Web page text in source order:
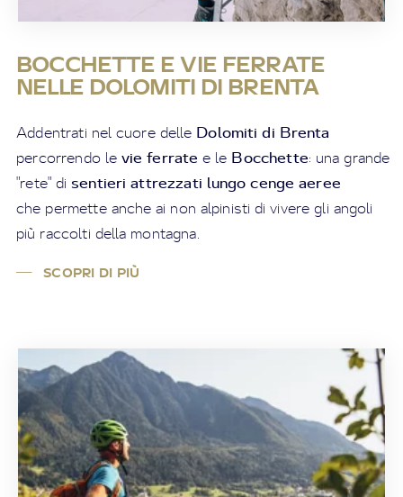
BOCCHETTE E VIE FERRATE
NELLE DOLOMITI DI BRENTA
Addentrati nel cuore delle Dolomiti di Brenta
percorrendo le vie ferrate e le Bocchette: una grande
"rete" di sentieri attrezzati lungo cenge aeree
che permette anche ai non alpinisti di vivere gli angoli
più raccolti della montagna.
SCOPRI DI PIÙ